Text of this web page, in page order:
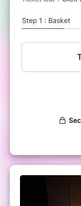
bénéficient
réserve de
Contactez-